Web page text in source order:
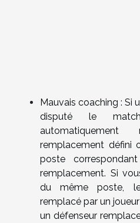
Mauvais coaching : Si
disputé le
remplacement défini
poste
remplacement. Si
du même poste,
remplacé par un joueur
un défenseur